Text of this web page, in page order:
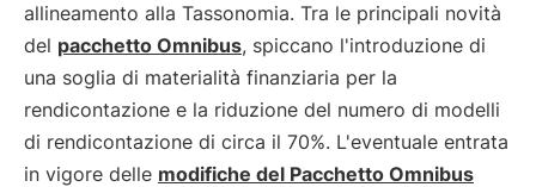
allineamento alla Tassonomia. Tra le principali novità
del pacchetto Omnibus, spiccano l'introduzione di
una soglia di materialità finanziaria per la
rendicontazione e la riduzione del numero di modelli
di rendicontazione di circa il 70%. L'eventuale entrata
in vigore delle modifiche del Pacchetto Omnibus